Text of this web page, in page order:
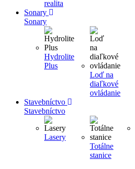
realita
Sonary
Sonary
Hydrolite
Plus
Loď na
diaľkové
ovládanie
Stavebníctvo
Stavebníctvo
Lasery
Totálne
stanice